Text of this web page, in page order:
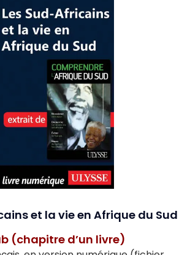
et la vie en Afrique du Sud
(chapitre d’un livre)